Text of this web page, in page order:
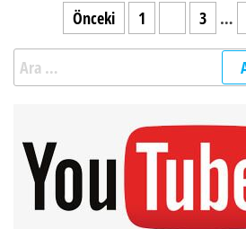
Yazı sayfalandırması
Önceki 1 3 …
Arama: